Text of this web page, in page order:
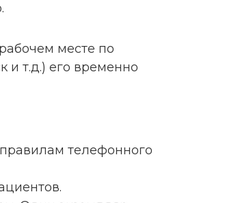
месте по
и т.д.) его временно
телефонного